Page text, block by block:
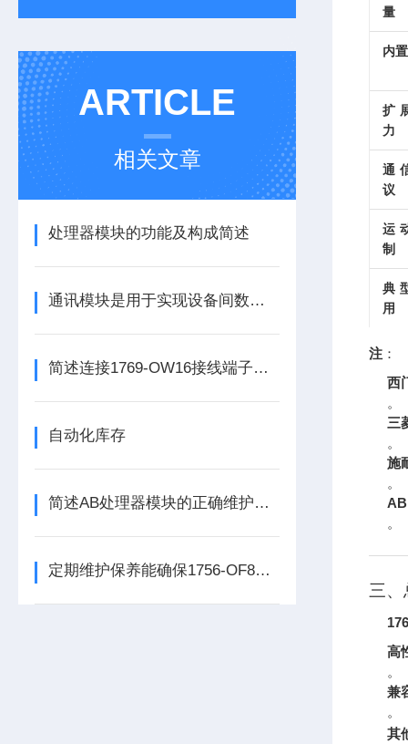
ARTICLE
相关文章
处理器模块的功能及构成简述
通讯模块是用于实现设备间数据传输与通信的集成化硬件组件
简述连接1769-OW16接线端子所需要注意的事项
自动化库存
简述AB处理器模块的正确维护保养方法
定期维护保养能确保1756-OF8处理器模块的长期稳定性
量
内
扩
力
通
议
运
制
典
用
注 ：
西
。
三
。
施
。
。
三、
高
。
兼
。
其